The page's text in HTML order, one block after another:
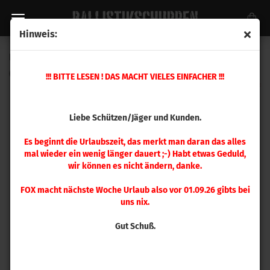
Hinweis:
!!! BITTE LESEN ! DAS MACHT VIELES EINFACHER !!!
Liebe Schützen/Jäger und Kunden.
Es beginnt die Urlaubszeit, das merkt man daran das alles
mal wieder ein wenig länger dauert ;-) Habt etwas Geduld,
wir können es nicht ändern, danke.
FOX macht nächste Woche Urlaub also vor 01.09.26 gibts bei
uns nix.
Gut Schuß.
480039)